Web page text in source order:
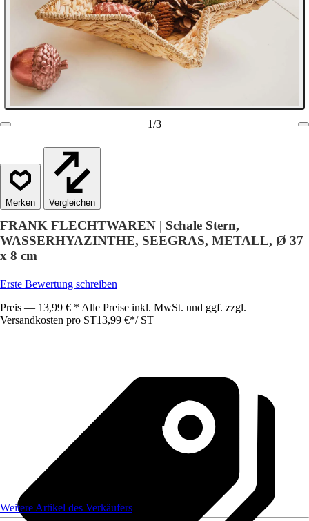
1/3
Vergleichen
FRANK FLECHTWAREN | Schale Stern,
WASSERHYAZINTHE, SEEGRAS, METALL, Ø 37
x 8 cm
Erste Bewertung schreiben
Preis — 13,99 € * Alle Preise inkl. MwSt. und ggf. zzgl.
Versandkosten pro ST13,99 €*/ ST
Weitere Artikel des Verkäufers